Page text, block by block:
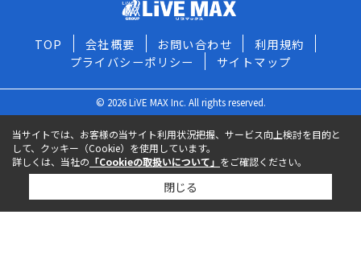
TOP 会社概要 お問い合わせ
利用規約
プライバシーポリシー
サイトマップ
© 2026 LiVE MAX Inc. All rights reserved.
当サイトでは、お客様の当サイト利用状況把握、サービス向上検討を目的と
して、クッキー（Cookie）を使用しています。
詳しくは、当社の 「Cookieの取扱いについて」 をご確認ください。
閉じる